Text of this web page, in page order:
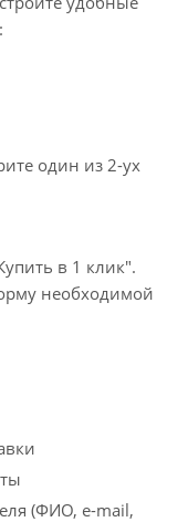
один из 2-ух
в 1 клик".
необходимой
(ФИО, e-mail,